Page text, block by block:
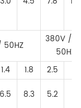
50HZ
380V /
50HZ
1.4 1.8 2.5
6.5 8.3 5.2